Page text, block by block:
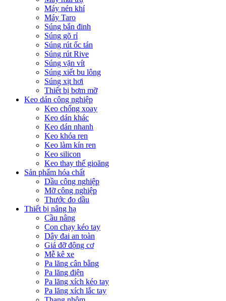
Máy nén khí
Máy Taro
Súng bắn đinh
Súng gõ rỉ
Súng rút ốc tán
Súng rút Rive
Súng vặn vít
Súng xiết bu lông
Súng xịt hơi
Thiết bị bơm mỡ
Keo dán công nghiệp
Keo chống xoay
Keo dán khác
Keo dán nhanh
Keo khóa ren
Keo làm kín ren
Keo silicon
Keo thay thế gioăng
Sản phẩm hóa chất
Dầu công nghiệp
Mỡ công nghiệp
Thước đo dầu
Thiết bị nâng hạ
Cầu nâng
Con chạy kéo tay
Dây đai an toàn
Giá đỡ động cơ
Mễ kê xe
Pa lăng cân bằng
Pa lăng điện
Pa lăng xích kéo tay
Pa lăng xích lắc tay